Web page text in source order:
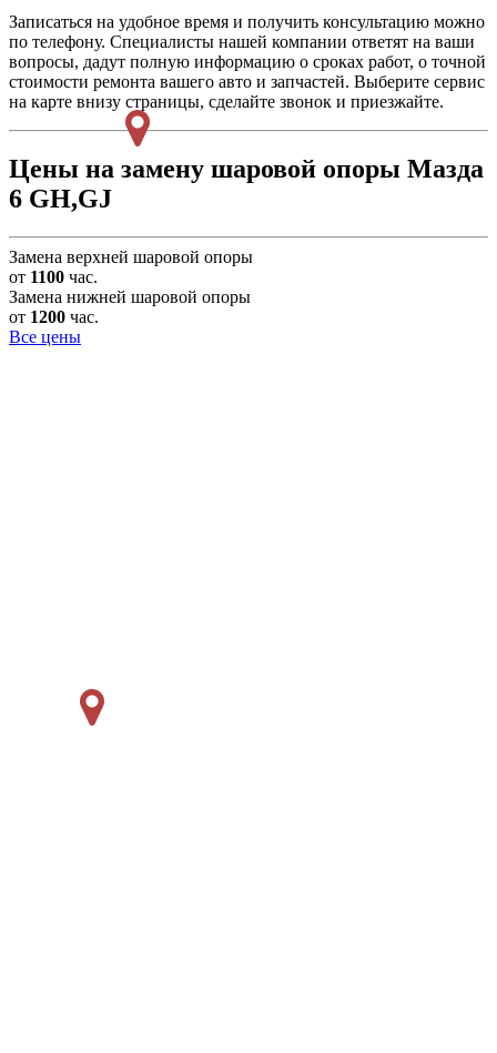
Записаться на удобное время и получить консультацию можно
по телефону. Специалисты нашей компании ответят на ваши
вопросы, дадут полную информацию о сроках работ, о точной
стоимости ремонта вашего авто и запчастей. Выберите сервис
на карте внизу страницы, сделайте звонок и приезжайте.
Цены на замену шаровой опоры Мазда
6 GH,GJ
Замена верхней шаровой опоры
от 1100 час.
Замена нижней шаровой опоры
от 1200 час.
Все цены